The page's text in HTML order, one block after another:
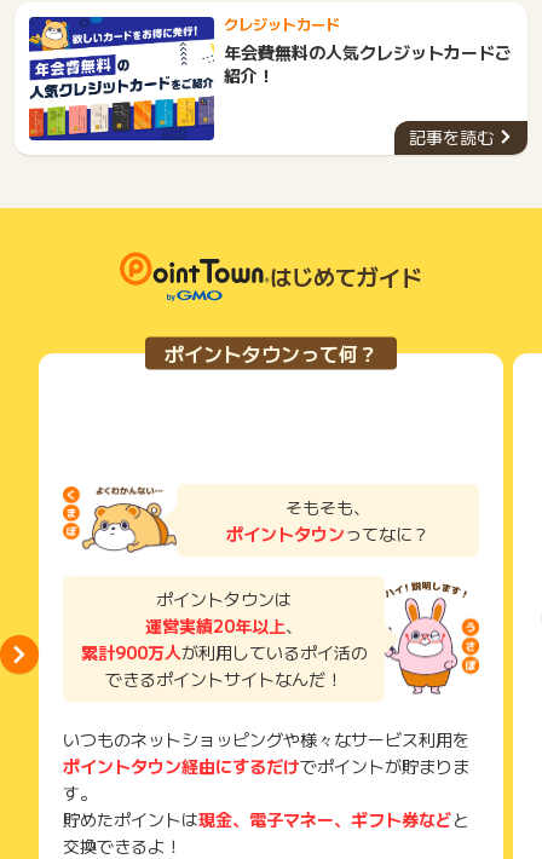
サービス・お買い物利用時にお電話など2つ以上の申し込み方
法がある場合、必ずサイト上のWEBフォームからお申し込みく
ださい。
各サービス・お買い物に掲載されている獲得条件を必ずよくお
読みください。
了などのメールは、ポイント獲得するまで必ず保管してくださ
獲得待ち・獲得失敗の状態でお問い合わせされる際に、該当の
メールを送っていただく場合がございます。
そのため、紛失・破棄された場合は対応いたしかねますので、
(※) SafariやChromeなどwebサイトを表示するアプリのこと
ません。
そのため、ポイントタウンのポイントに関するお問い合わせを
広告主様に直接行わないようお願いいたします。
掲載中のプログラムの掲載終了日はあくまで予定となってお
り、急遽終了となる場合がございます。
広告に遷移しない場合は掲載が終了となっておりポイントが獲
得できませんので、ご注意くださいませ。
ポイント貯めるなら「九州カードNEXT」で決まり！
クレジットカード
年会費無料の人気クレジットカードご
紹介！
記事を読む
はじめてガイド
ポイントタウンって何？
そもそも、
ポイントタウンってなに？
ポイントタウンは
運営実績20年以上、
累計900万人が利用しているポイ活の
できるポイントサイトなんだ！
いつものネットショッピングや様々なサービス利用を
ポイントタウン経由にするだけでポイントが貯まりま
す。
貯めたポイントは現金、電子マネー、ギフト券などと
交換できるよ！